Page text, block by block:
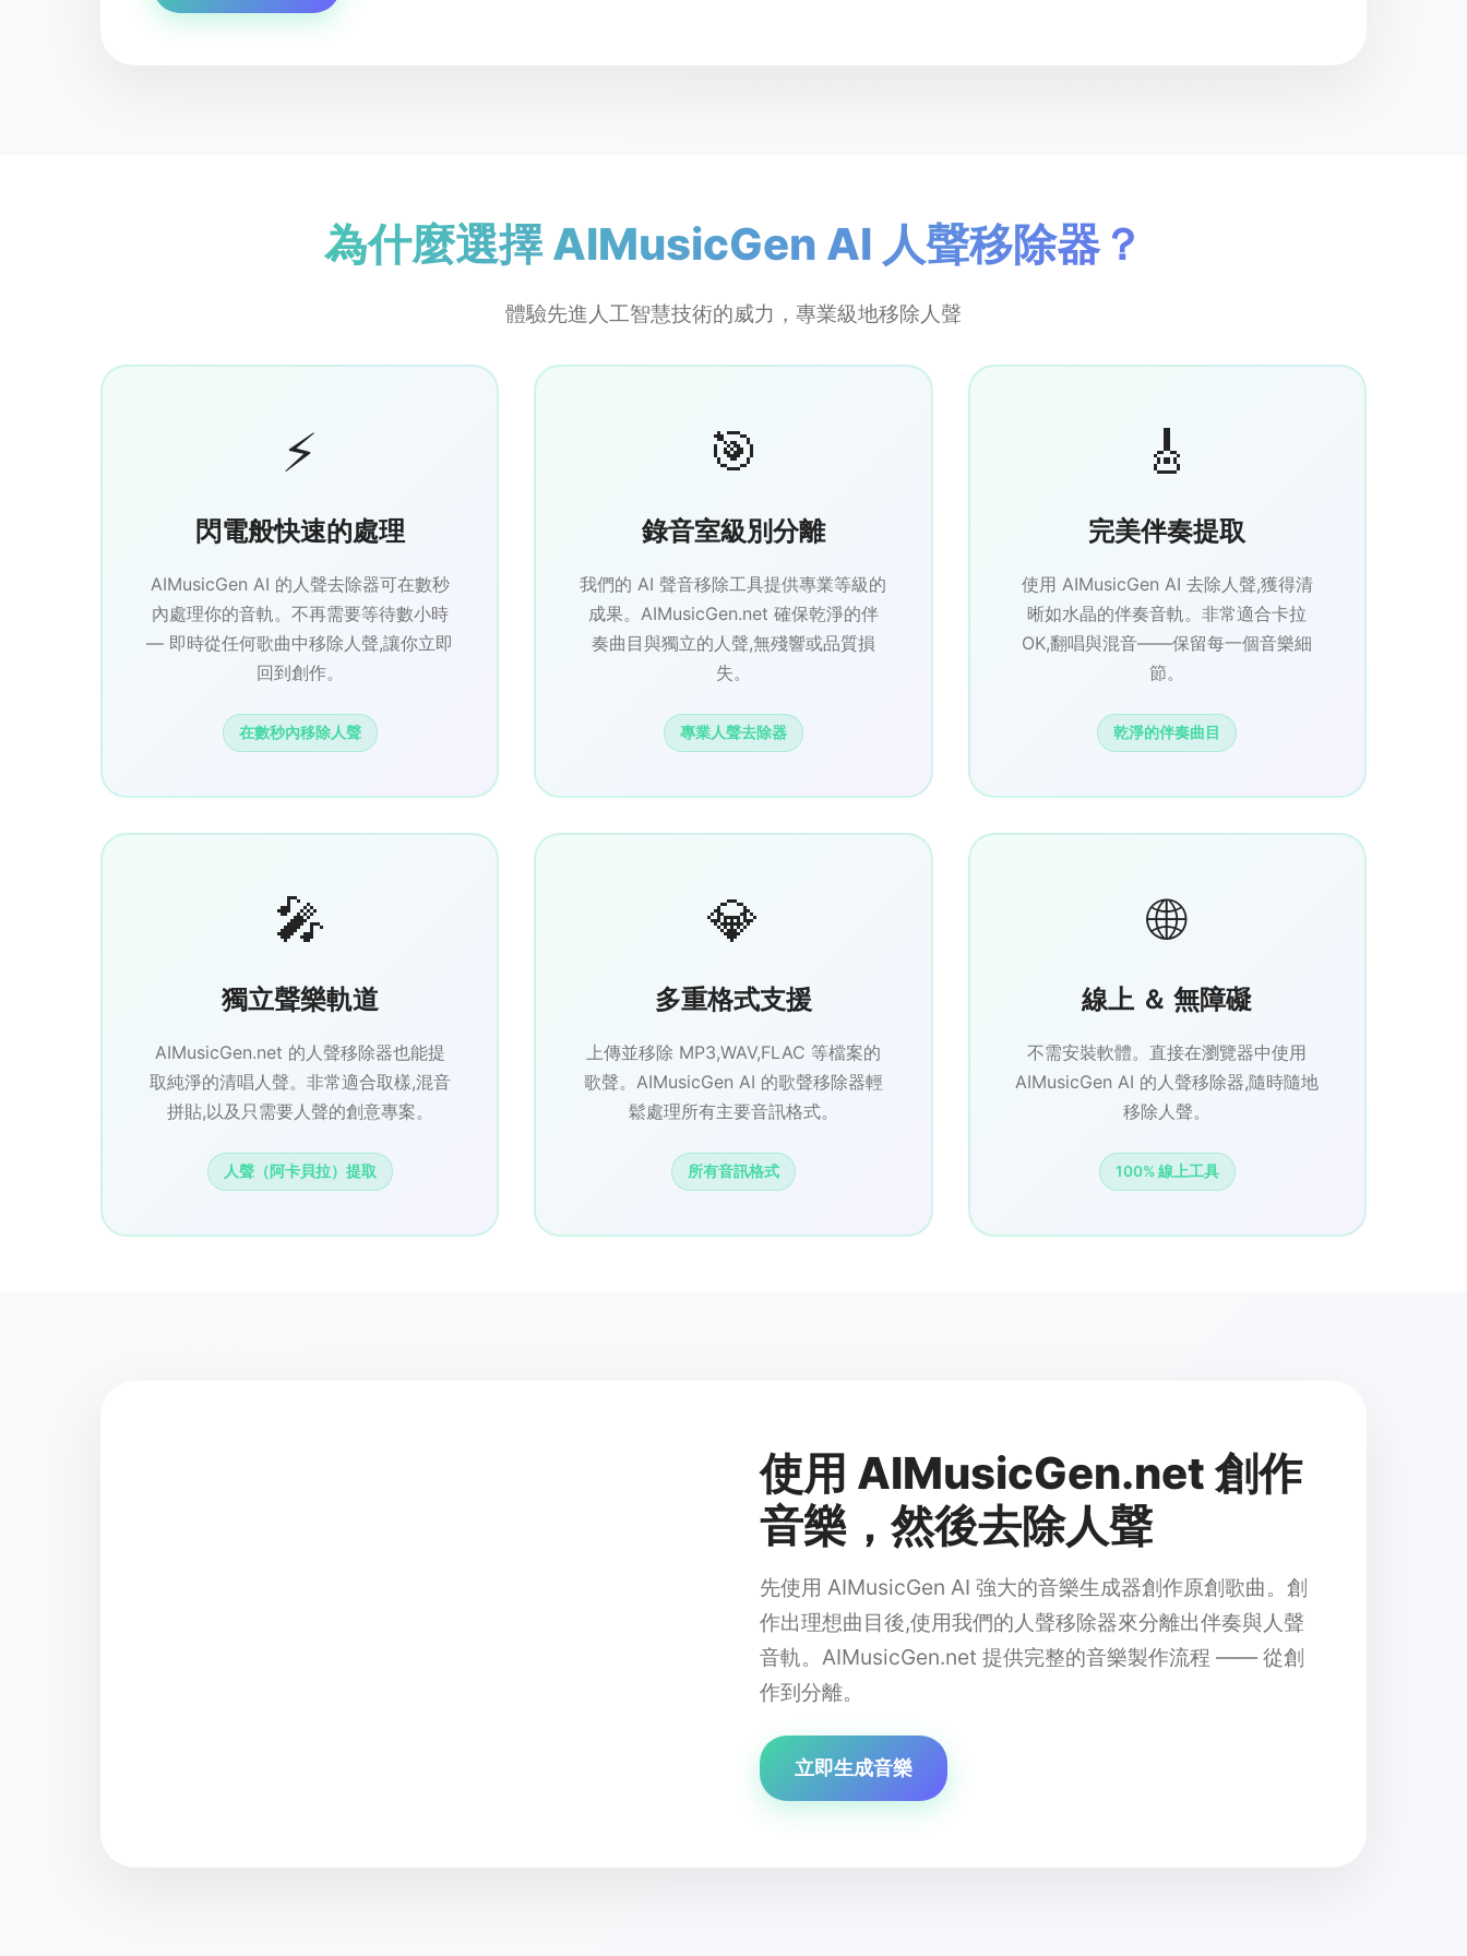
為什麼選擇 AIMusicGen AI 人聲移除器？
體驗先進人工智慧技術的威力，專業級地移除人聲
⚡
閃電般快速的處理
AIMusicGen AI 的人聲去除器可在數秒
內處理你的音軌。不再需要等待數小時
— 即時從任何歌曲中移除人聲,讓你立即
回到創作。
在數秒內移除人聲
🎯
錄音室級別分離
我們的 AI 聲音移除工具提供專業等級的
成果。AIMusicGen.net 確保乾淨的伴
奏曲目與獨立的人聲,無殘響或品質損
失。
專業人聲去除器
🎸
完美伴奏提取
使用 AIMusicGen AI 去除人聲,獲得清
晰如水晶的伴奏音軌。非常適合卡拉
OK,翻唱與混音——保留每一個音樂細
節。
乾淨的伴奏曲目
🎤
獨立聲樂軌道
AIMusicGen.net 的人聲移除器也能提
取純淨的清唱人聲。非常適合取樣,混音
拼貼,以及只需要人聲的創意專案。
人聲（阿卡貝拉）提取
💎
多重格式支援
上傳並移除 MP3,WAV,FLAC 等檔案的
歌聲。AIMusicGen AI 的歌聲移除器輕
鬆處理所有主要音訊格式。
所有音訊格式
🌐
線上 ＆ 無障礙
不需安裝軟體。直接在瀏覽器中使用
AIMusicGen AI 的人聲移除器,隨時隨地
移除人聲。
100% 線上工具
使用 AIMusicGen.net 創作
音樂，然後去除人聲
先使用 AIMusicGen AI 強大的音樂生成器創作原創歌曲。創
作出理想曲目後,使用我們的人聲移除器來分離出伴奏與人聲
音軌。AIMusicGen.net 提供完整的音樂製作流程 —— 從創
作到分離。
立即生成音樂